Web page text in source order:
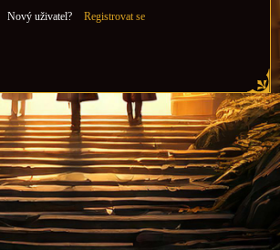
Nový uživatel? Registrovat se